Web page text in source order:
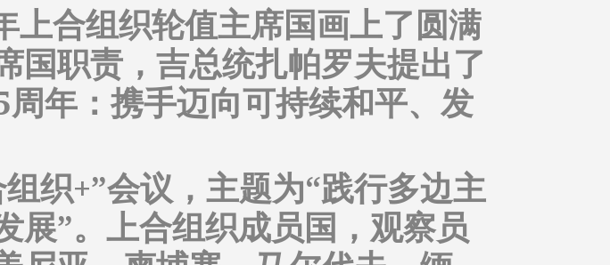
合组织轮值主席国画上了圆满
国职责，吉总统扎帕罗夫提出了
年：携手迈向可持续和平、发
织+”会议，主题为“践行多边主
展”。上合组织成员国，观察员